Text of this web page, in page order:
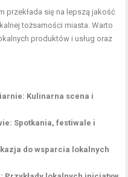
przekłada się na lepszą jakość
tożsamości miasta. Warto
produktów i usług oraz
Kulinarna scena i
Spotkania, festiwale i
do wsparcia lokalnych